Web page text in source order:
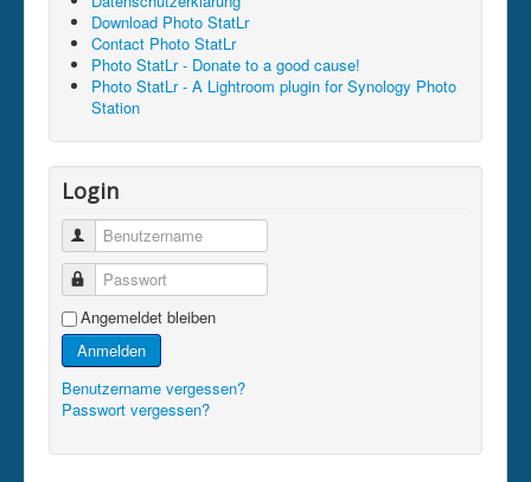
Download Photo StatLr
Contact Photo StatLr
Photo StatLr - Donate to a good cause!
Photo StatLr - A Lightroom plugin for Synology Photo
Station
Login
Benutzername
Passwort
Angemeldet bleiben
Anmelden
Benutzername vergessen?
Passwort vergessen?